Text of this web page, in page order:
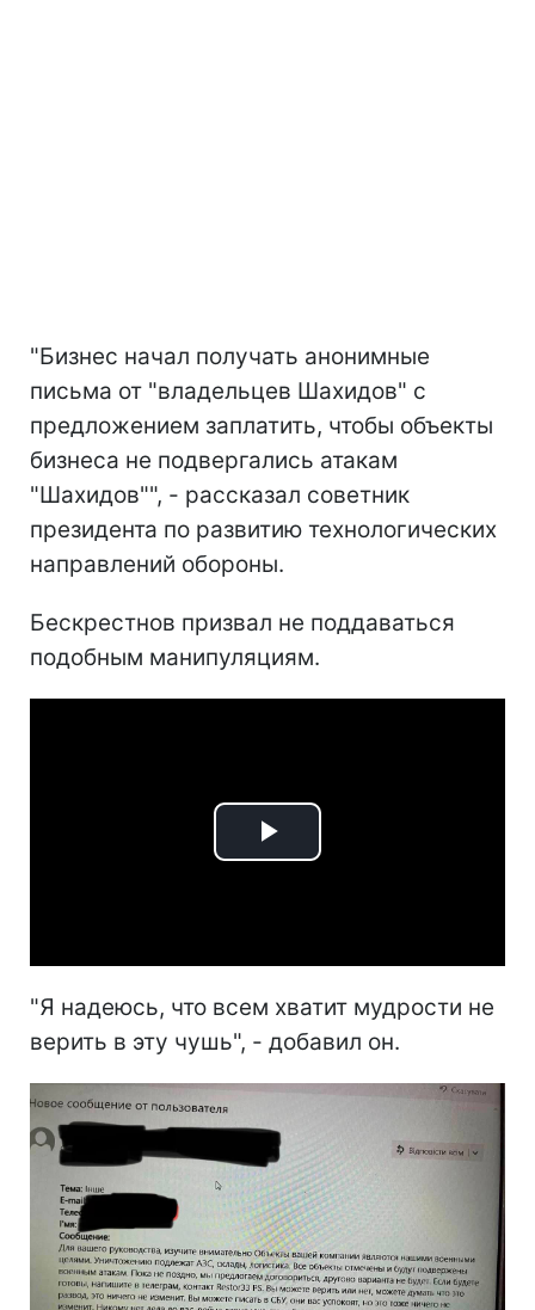
"Бизнес начал получать анонимные
письма от "владельцев Шахидов" с
предложением заплатить, чтобы объекты
бизнеса не подвергались атакам
"Шахидов"", - рассказал советник
президента по развитию технологических
направлений обороны.
Бескрестнов призвал не поддаваться
подобным манипуляциям.
Play
"Я надеюсь, что всем хватит мудрости не
верить в эту чушь", - добавил он.